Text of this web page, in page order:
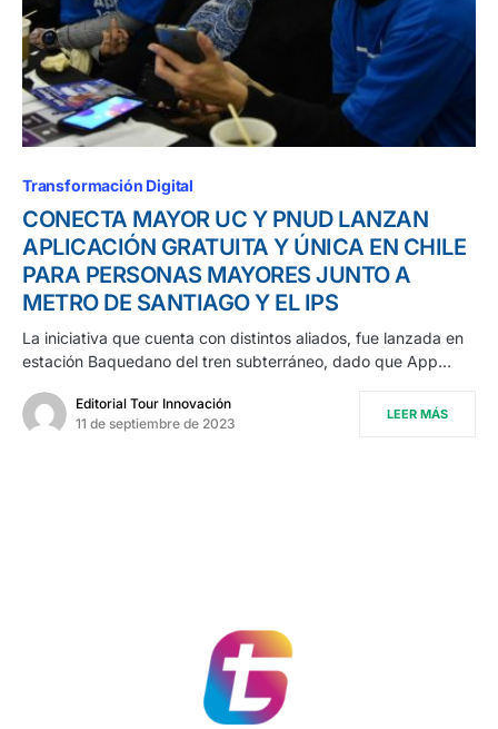
Transformación Digital
CONECTA MAYOR UC Y PNUD LANZAN
APLICACIÓN GRATUITA Y ÚNICA EN CHILE
PARA PERSONAS MAYORES JUNTO A
METRO DE SANTIAGO Y EL IPS
La iniciativa que cuenta con distintos aliados, fue lanzada en
estación Baquedano del tren subterráneo, dado que App…
Editorial Tour Innovación
11 de septiembre de 2023
LEER MÁS